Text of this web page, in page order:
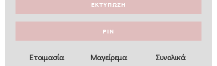
ΕΚΤΥΠΩΣΗ
PIN
Eτοιμασία
Μαγείρεμα
Συνολικά